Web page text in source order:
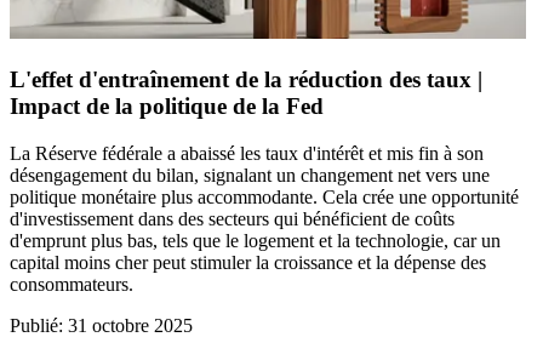
L'effet d'entraînement de la réduction des taux |
Impact de la politique de la Fed
La Réserve fédérale a abaissé les taux d'intérêt et mis fin à son
désengagement du bilan, signalant un changement net vers une
politique monétaire plus accommodante. Cela crée une opportunité
d'investissement dans des secteurs qui bénéficient de coûts
d'emprunt plus bas, tels que le logement et la technologie, car un
capital moins cher peut stimuler la croissance et la dépense des
consommateurs.
Publié: 31 octobre 2025